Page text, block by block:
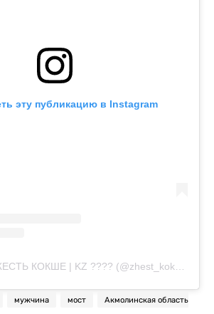
эту публикацию в Instagram
мужчина мост Акмолинская область